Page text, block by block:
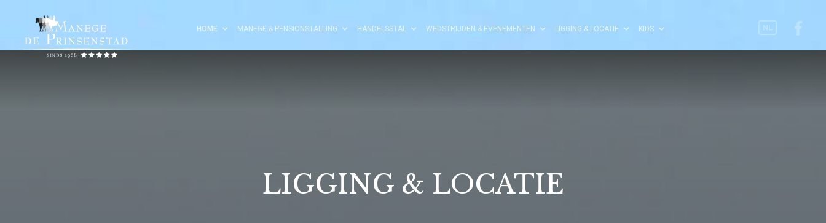
HOME MANEGE & PENSIONSTALLING HANDELSSTAL WEDSTRIJDEN & EVENEMENTEN LIGGING & LOCATIE KIDS
LIGGING & LOCATIE